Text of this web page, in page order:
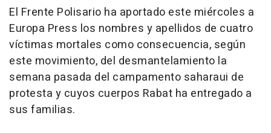
El Frente Polisario ha aportado este miércoles a
Europa Press los nombres y apellidos de cuatro
víctimas mortales como consecuencia, según
este movimiento, del desmantelamiento la
semana pasada del campamento saharaui de
protesta y cuyos cuerpos Rabat ha entregado a
sus familias.